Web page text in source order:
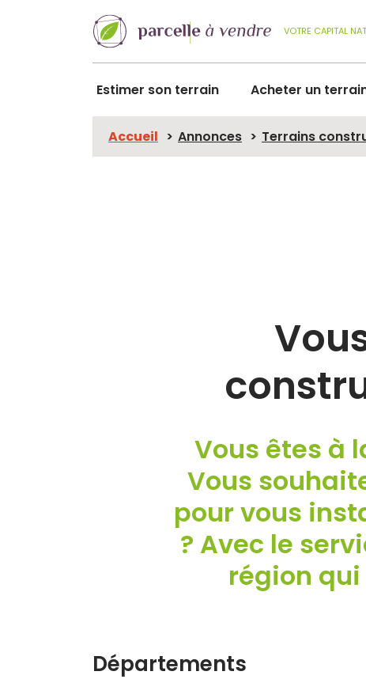
VOTRE CAPITAL
Estimer son terrain Acheter un
Accueil Annonces Terrains
Vous êtes à
Vous
pour vous
? Avec le
région
Départements